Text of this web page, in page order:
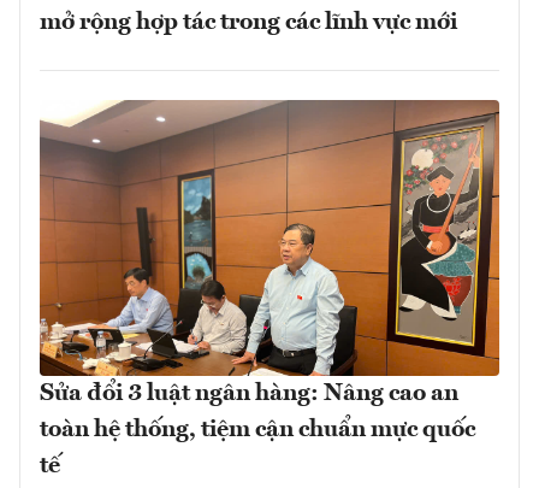
mở rộng hợp tác trong các lĩnh vực mới
Sửa đổi 3 luật ngân hàng: Nâng cao an
toàn hệ thống, tiệm cận chuẩn mực quốc
tế